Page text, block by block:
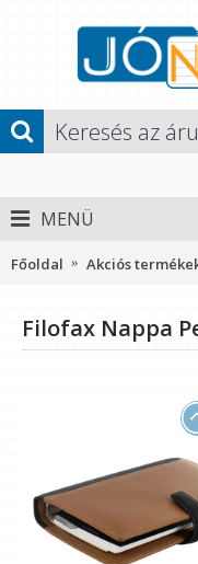
MENÜ
Főoldal Akciós